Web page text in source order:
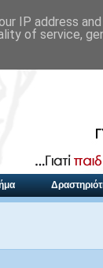
IP address
of service,